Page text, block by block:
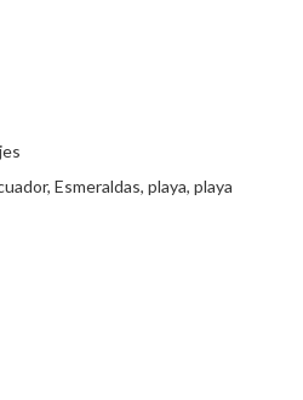
, Esmeraldas, playa, playa